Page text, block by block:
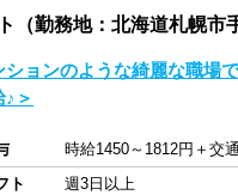
（勤務地：北海道札幌
ションのような綺麗な職
＞
時給1450～1812円＋交
ト
週3日以上